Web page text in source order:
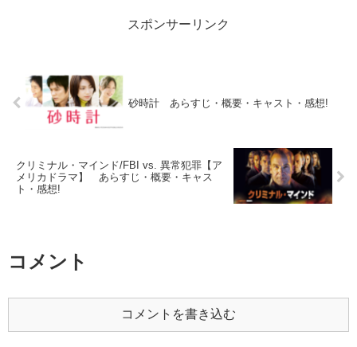
スポンサーリンク
砂時計 あらすじ・概要・キャスト・感想!
クリミナル・マインド/FBI vs. 異常犯罪【ア
メリカドラマ】 あらすじ・概要・キャス
ト・感想!
コメント
コメントを書き込む